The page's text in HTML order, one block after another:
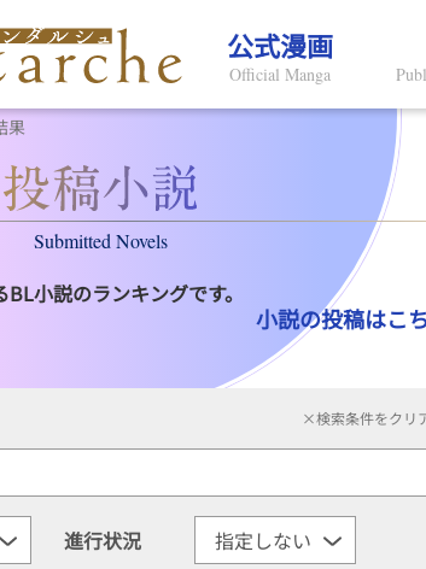
公式漫画
Official Manga
果
Submitted Novels
小説のランキングです。
小説の投稿はこ
×検索条件をクリ
進行状況